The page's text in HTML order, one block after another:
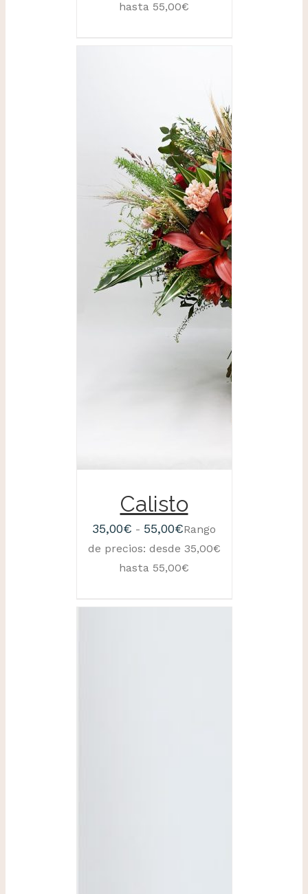
hasta 55,00€
SELECCIONAR
OPCIONES
/
DETALLES
Calisto
35,00€ - 55,00€Rango
de precios: desde 35,00€
hasta 55,00€